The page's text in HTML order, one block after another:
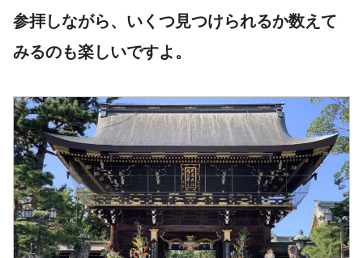
参拝しながら、いくつ見つけられるか数えて
みるのも楽しいですよ。